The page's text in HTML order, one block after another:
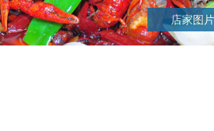
店家图